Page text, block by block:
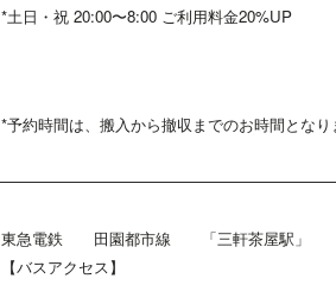
*土日・祝 20:00〜8:00 ご利用料金20%UP
*予約時間は、搬入から撤収までのお時間となり
東急電鉄 田園都市線 「三軒茶屋駅」
【バスアクセス】